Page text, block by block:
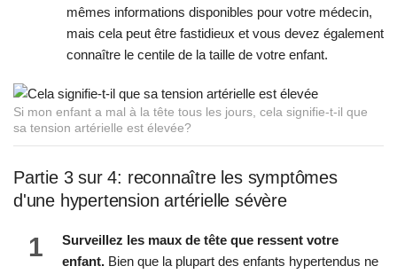
mêmes informations disponibles pour votre médecin,
mais cela peut être fastidieux et vous devez également
connaître le centile de la taille de votre enfant.
Si mon enfant a mal à la tête tous les jours, cela signifie-t-il que
sa tension artérielle est élevée?
Partie 3 sur 4: reconnaître les symptômes
d'une hypertension artérielle sévère
1
Surveillez les maux de tête que ressent votre
enfant. Bien que la plupart des enfants hypertendus ne